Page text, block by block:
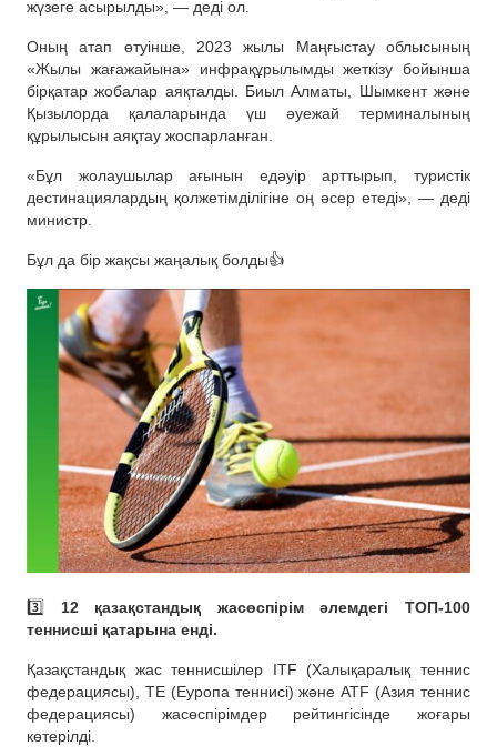
жүзеге асырылды», — деді ол.
Оның атап өтуінше, 2023 жылы Маңғыстау облысының
«Жылы жағажайына» инфрақұрылымды жеткізу бойынша
бірқатар жобалар аяқталды. Биыл Алматы, Шымкент және
Қызылорда қалаларында үш әуежай терминалының
құрылысын аяқтау жоспарланған.
«Бұл жолаушылар ағынын едәуір арттырып, туристік
дестинациялардың қолжетімділігіне оң әсер етеді», — деді
министр.
Бұл да бір жақсы жаңалық болды👍
3️⃣ 12 қазақстандық жасөспірім әлемдегі ТОП-100
теннисші қатарына енді.
Қазақстандық жас теннисшілер ITF (Халықаралық теннис
федерациясы), TE (Еуропа теннисі) және ATF (Азия теннис
федерациясы) жасөспірімдер рейтингісінде жоғары
көтерілді.